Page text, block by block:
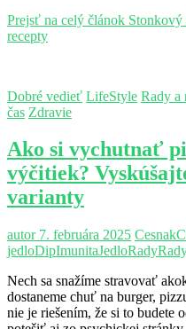
Prejsť na celý článok Stonkový
recepty
Dobré vedieť LifeStyle Rady a
čas Zdravie
Ako si vychutnať
výčitiek?
varianty
autor7. februára 2025 Cesnak
jedloDipImunitaJedloRady
Nech sa snažíme stravovať
dostaneme chuť na burger,
nie je riešením, že si to budete